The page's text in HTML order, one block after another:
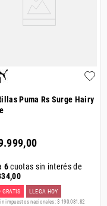
Puma Rs Surge Hairy
.999,00
6cuotas sin interés de
,00
GRATIS LLEGA HOY
impuestos nacionales: $ 190.081,82